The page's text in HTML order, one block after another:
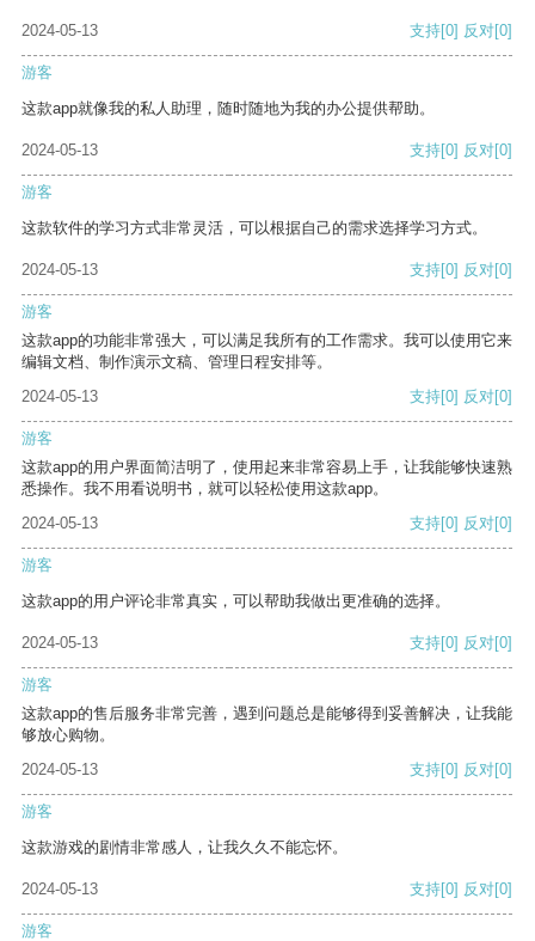
2024-05-13 支持[0] 反对[0]
游客
这款app就像我的私人助理，随时随地为我的办公提供帮助。
2024-05-13 支持[0] 反对[0]
游客
这款软件的学习方式非常灵活，可以根据自己的需求选择学习方式。
2024-05-13 支持[0] 反对[0]
游客
这款app的功能非常强大，可以满足我所有的工作需求。我可以使用它来
编辑文档、制作演示文稿、管理日程安排等。
2024-05-13
支持[0] 反对[0]
游客
这款app的用户界面简洁明了，使用起来非常容易上手，让我能够快速熟
悉操作。我不用看说明书，就可以轻松使用这款app。
2024-05-13
支持[0] 反对[0]
游客
这款app的用户评论非常真实，可以帮助我做出更准确的选择。
2024-05-13 支持[0] 反对[0]
游客
这款app的售后服务非常完善，遇到问题总是能够得到妥善解决，让我能
够放心购物。
2024-05-13
支持[0] 反对[0]
游客
这款游戏的剧情非常感人，让我久久不能忘怀。
2024-05-13 支持[0] 反对[0]
游客